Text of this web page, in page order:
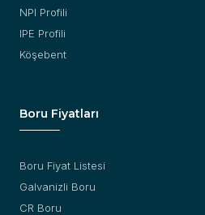
NPI Profili
IPE Profili
Köşebent
Boru Fiyatları
Boru Fiyat Listesi
Galvanizli Boru
CR Boru